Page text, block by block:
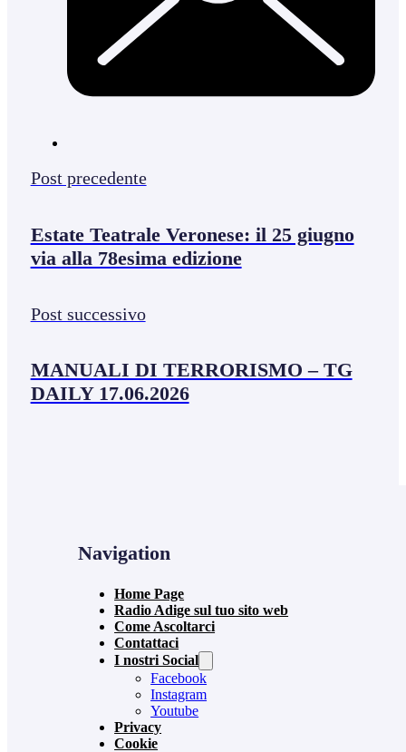
Post precedente
Estate Teatrale Veronese: il 25 giugno
via alla 78esima edizione
Post successivo
MANUALI DI TERRORISMO – TG
DAILY 17.06.2026
Navigation
Home Page
Radio Adige sul tuo sito web
Come Ascoltarci
Contattaci
I nostri Social
Facebook
Instagram
Youtube
Privacy
Cookie